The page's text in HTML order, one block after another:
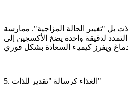
بل "تغيير الحالة المزاجية". ممارسة
لدقيقة واحدة يضخ الأكسجين إلى
​5. الغذاء كرسالة "تقدير للذات"